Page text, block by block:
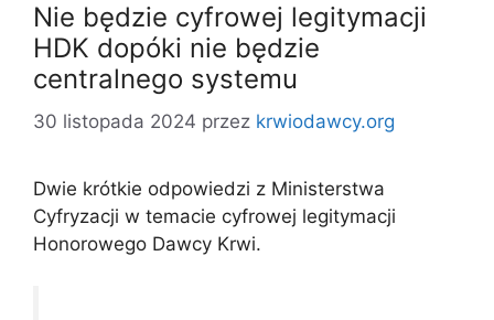
Nie będzie cyfrowej legitymacji
HDK dopóki nie będzie
centralnego systemu
30 listopada 2024 przez krwiodawcy.org
Dwie krótkie odpowiedzi z Ministerstwa
Cyfryzacji w temacie cyfrowej legitymacji
Honorowego Dawcy Krwi.